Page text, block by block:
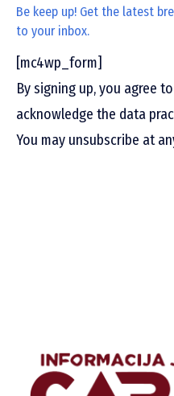
Be keep up! Get the latest
to your inbox.
[mc4wp_form]
By signing up, you agree
acknowledge the data
You may unsubscribe at